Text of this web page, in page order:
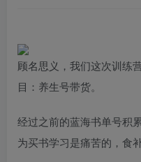
顾名思义，我们这次训练
目：养生号带货。
经过之前的蓝海书单号积
为买书学习是痛苦的，食